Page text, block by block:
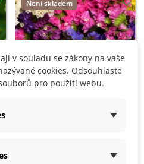
Není skladem
barev - Limonium sinuatum
v souladu se zákony na vaše
cookies. Odsouhlaste
pro použití webu.